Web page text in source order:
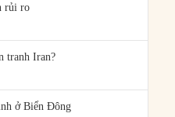
rủi ro
tranh Iran?
ở Biển Đông